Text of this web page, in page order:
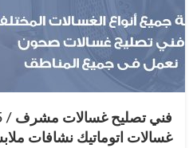
غسالات اتوماتيك نشافات